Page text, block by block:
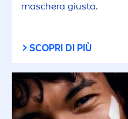
maschera giusta.
SCOPRI DI PIÙ